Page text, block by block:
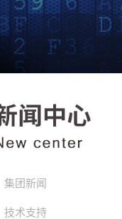
集团新闻
技术支持